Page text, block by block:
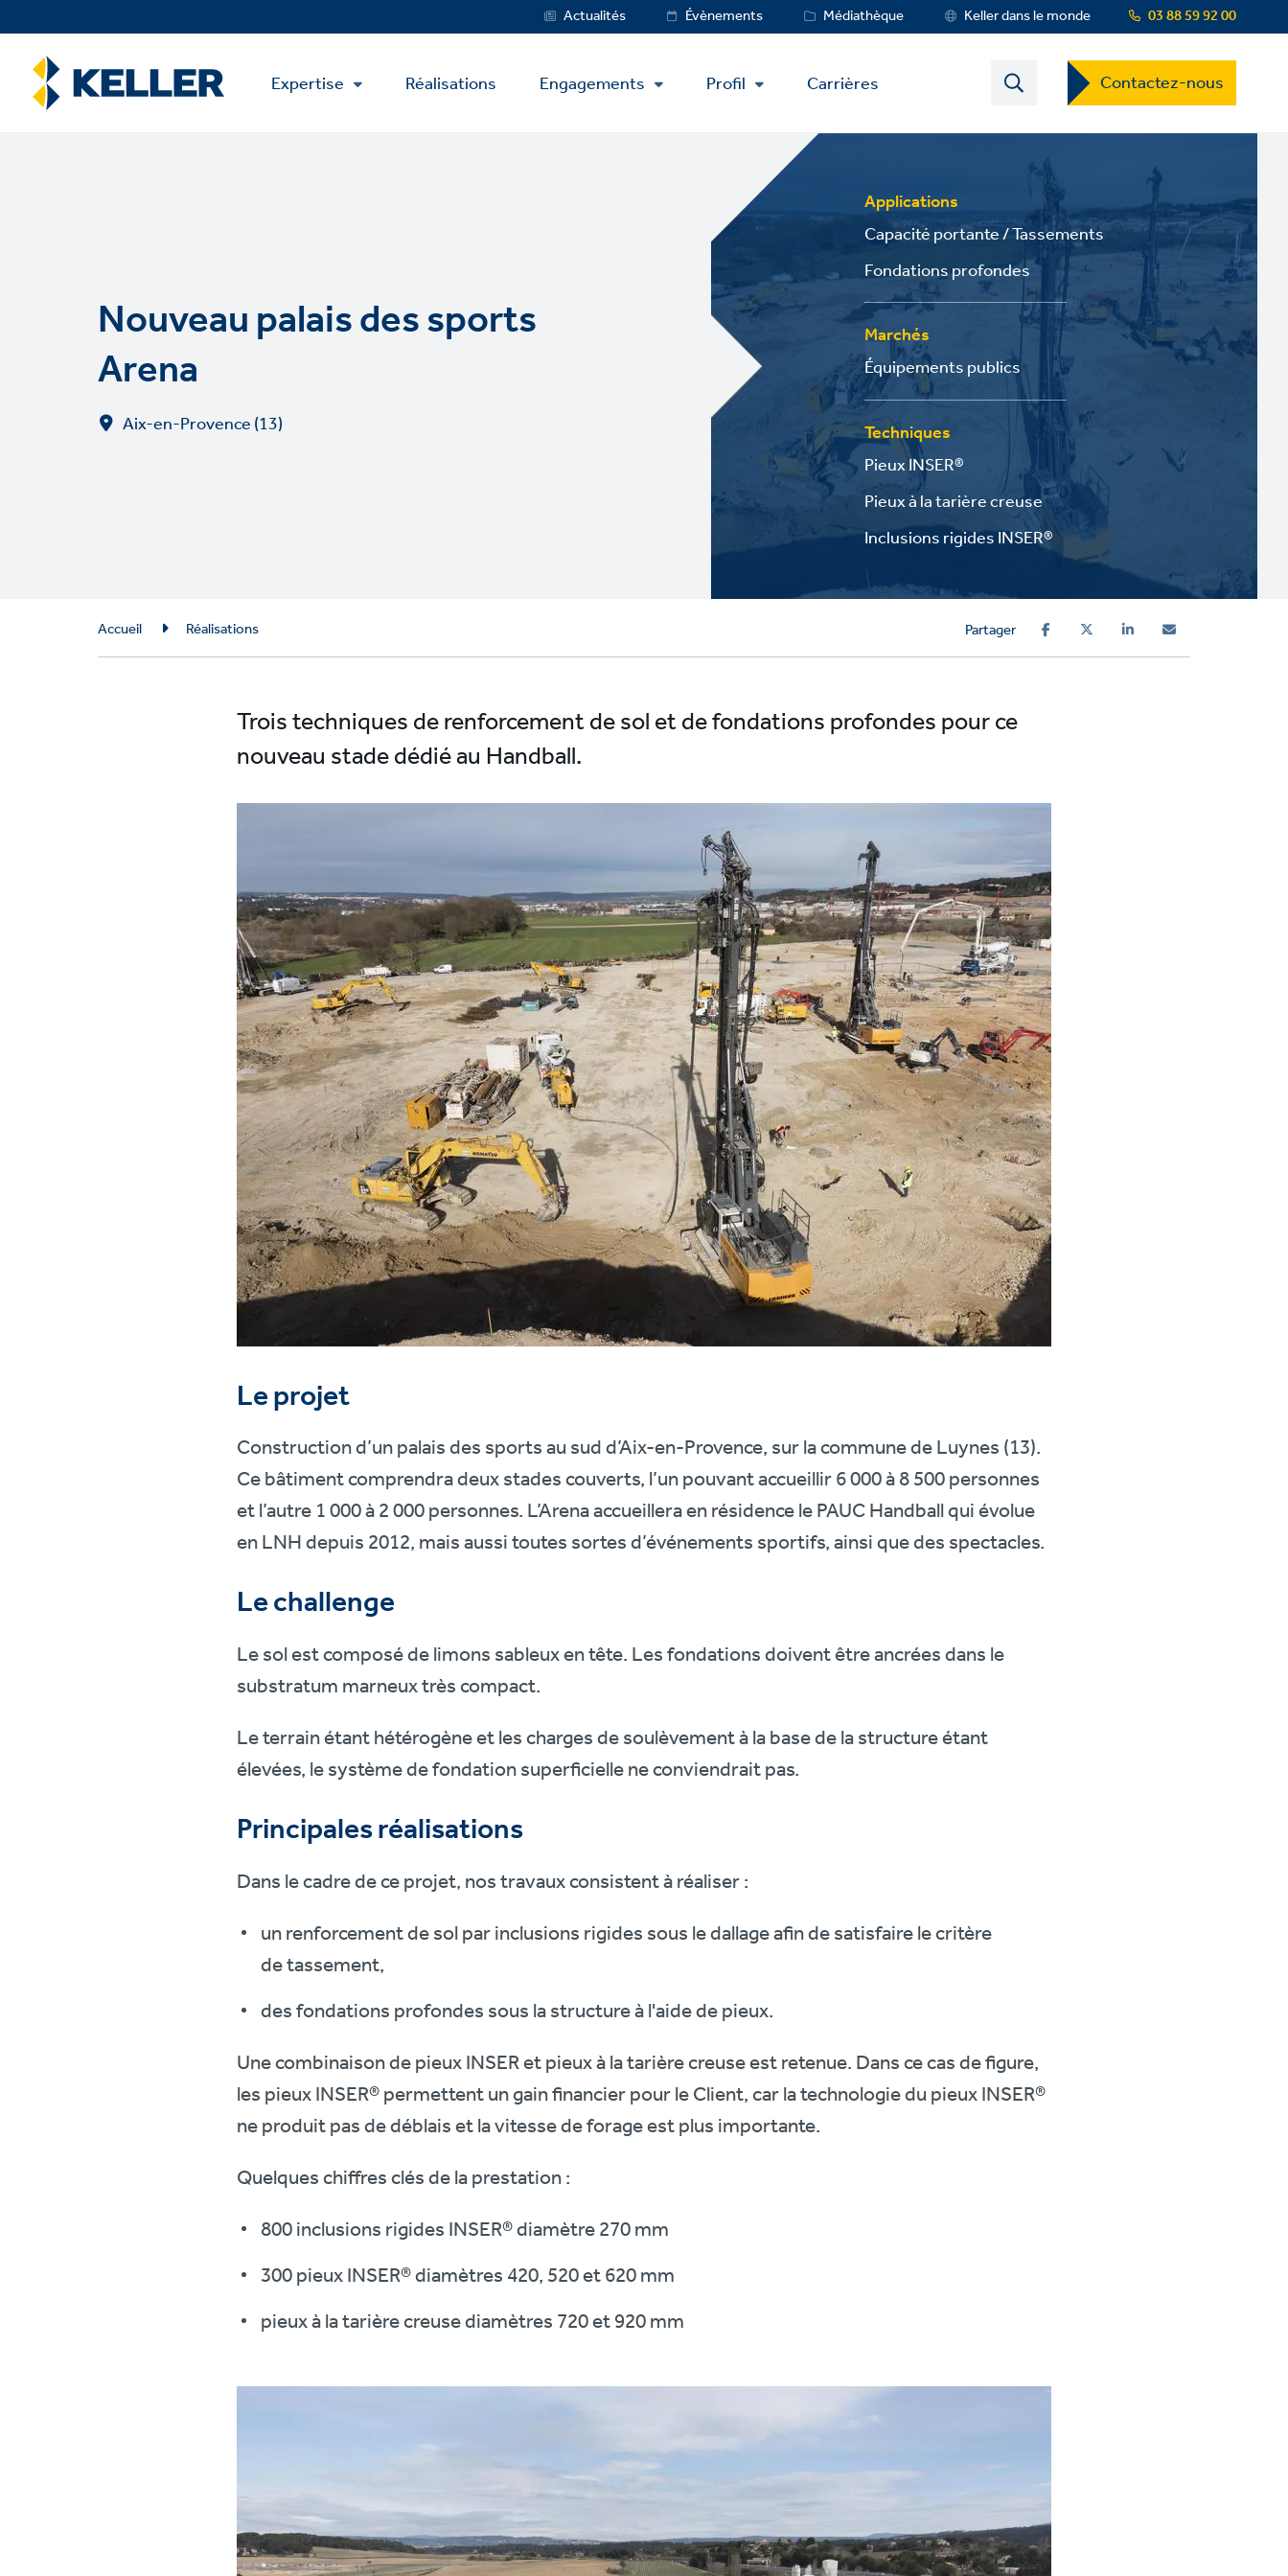
to
content
03 88 59 92 00
Service
MenuActualités Évènements Médiathèque Keller dans le monde
Main
Menu
Expertise Réalisations Engagements Profil Carrières Contact
US
Dropdown
Menu
Contactez-nous
Nouveau palais des sports
Arena
Aix-en-Provence (13)
Applications
Capacité portante / Tassements
Fondations profondes
Marchés
Équipements publics
Techniques
Pieux INSER®
Pieux à la tarière creuse
Inclusions rigides INSER®
Breadcrumb
Accueil Réalisations Partager
Trois techniques de renforcement de sol et de fondations profondes pour ce
nouveau stade dédié au Handball.
Le projet
Construction d’un palais des sports au sud d’Aix-en-Provence, sur la commune de Luynes (13).
Ce bâtiment comprendra deux stades couverts, l’un pouvant accueillir 6 000 à 8 500 personnes
et l’autre 1 000 à 2 000 personnes. L’Arena accueillera en résidence le PAUC Handball qui évolue
en LNH depuis 2012, mais aussi toutes sortes d’événements sportifs, ainsi que des spectacles.
Le challenge
Le sol est composé de limons sableux en tête. Les fondations doivent être ancrées dans le
substratum marneux très compact.
Le terrain étant hétérogène et les charges de soulèvement à la base de la structure étant
élevées, le système de fondation superficielle ne conviendrait pas.
Principales réalisations
Dans le cadre de ce projet, nos travaux consistent à réaliser :
un renforcement de sol par inclusions rigides sous le dallage afin de satisfaire le critère
de tassement,
des fondations profondes sous la structure à l'aide de pieux.
Une combinaison de pieux INSER et pieux à la tarière creuse est retenue. Dans ce cas de figure,
les pieux INSER® permettent un gain financier pour le Client, car la technologie du pieux INSER®
ne produit pas de déblais et la vitesse de forage est plus importante.
Quelques chiffres clés de la prestation :
800 inclusions rigides INSER® diamètre 270 mm
300 pieux INSER® diamètres 420, 520 et 620 mm
pieux à la tarière creuse diamètres 720 et 920 mm